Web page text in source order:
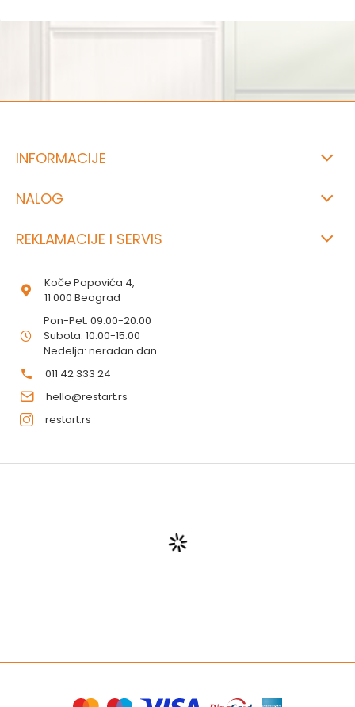
INFORMACIJE
NALOG
REKLAMACIJE I SERVIS
Koče Popovića 4,
11 000 Beograd
Pon-Pet: 09:00-20:00
Subota: 10:00-15:00
Nedelja: neradan dan
011 42 333 24
hello@restart.rs
restart.rs